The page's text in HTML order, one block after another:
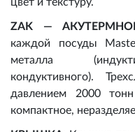
ZAK —
каждой посуды
металла
кондуктивного).
давлением 2000
компактное,